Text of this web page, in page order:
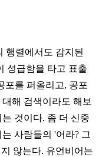
행렬에서도 감지된
성급함을 타고 표출
포를 퍼올리고, 공포
해 검색이라도 해보
것이다. 좀 더 신중
사람들의 '어라? 그
않는다. 유언비어는